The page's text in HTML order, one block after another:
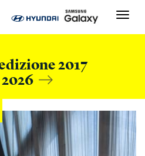
2017
Toggle